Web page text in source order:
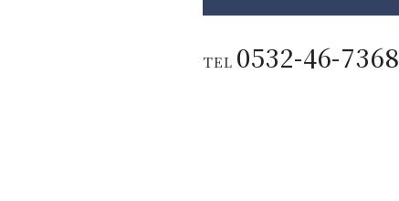
TEL 0532-46-7368